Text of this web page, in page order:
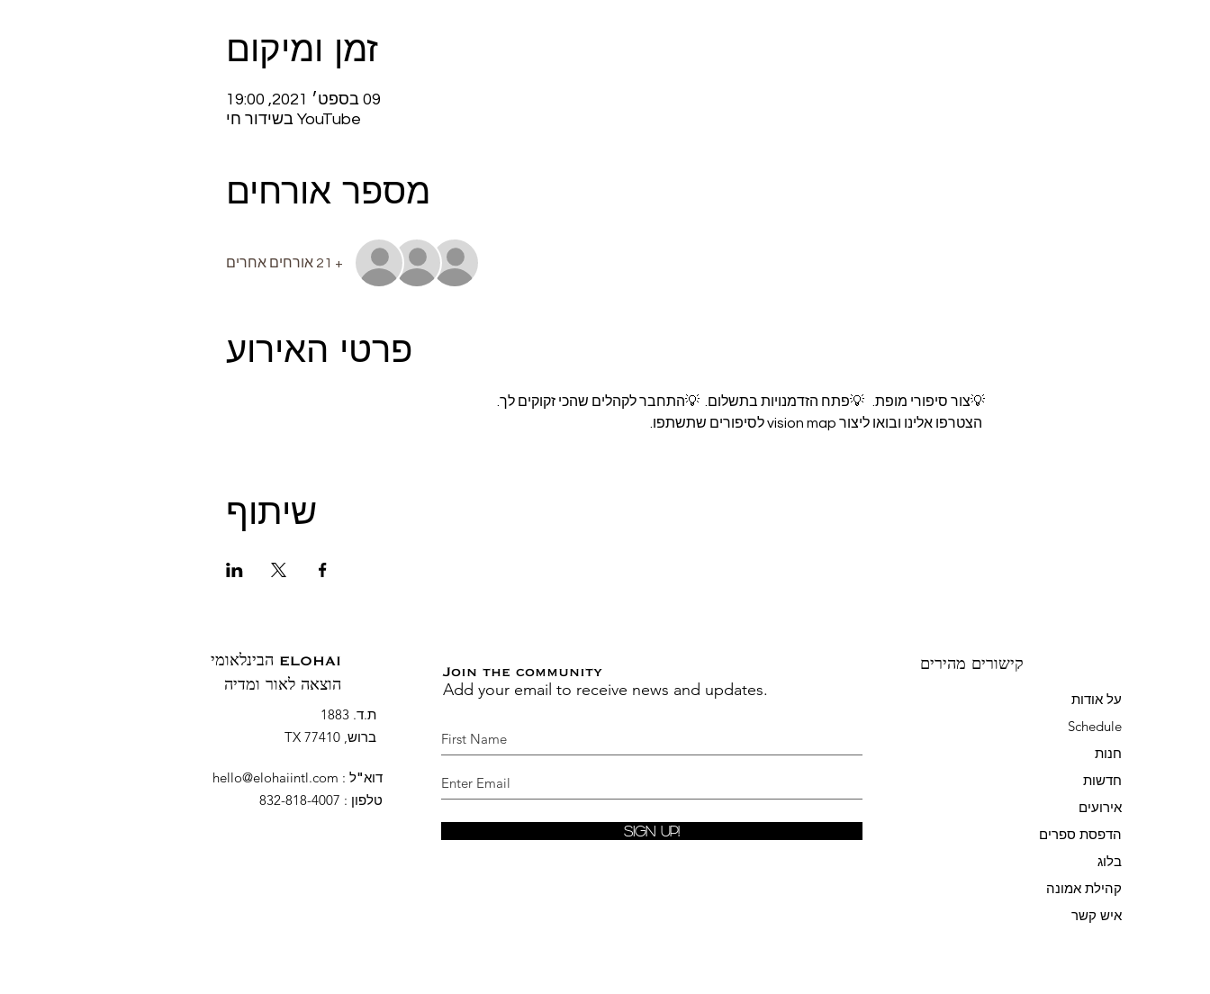
זמן ומיקום
09 בספט׳ 2021, 19:00
YouTube בשידור חי
מספר אורחים
+ 21 אורחים אחרים
פרטי האירוע
💡צור סיפורי מופת.   💡פתח הזדמנויות בתשלום.  💡התחבר לקהלים שהכי זקוקים לך.
שיתוף
ELOHAI הבינלאומי
הוצאה לאור ומדיה
ת.ד. 1883
ברוש, TX 77410
דוא"ל :
hello@elohaiintl.com
טלפון : 832-818-4007
Join the community
Add your email to receive news and updates.
Sign Up!
קישורים מהירים
על אודות
Schedule
חנות
חדשות
אירועים
הדפסת ספרים
בלוג
קהילת אמונה
איש קשר